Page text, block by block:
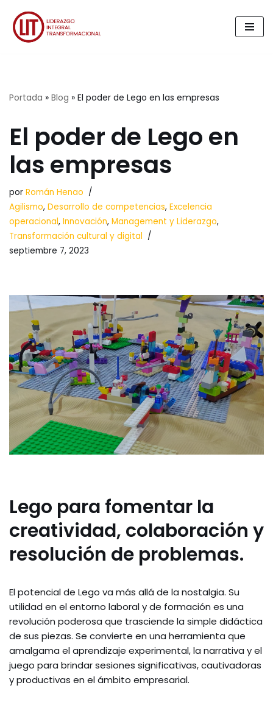
Saltar
Portada » Blog » El poder de Lego en las empresas
El poder de Lego en
las empresas
por Román Henao
Agilismo, Desarrollo de competencias, Excelencia
operacional, Innovación, Management y Liderazgo,
Transformación cultural y digital
septiembre 7, 2023
Lego para fomentar la
creatividad, colaboración y
resolución de problemas.
El potencial de Lego va más allá de la nostalgia. Su
utilidad en el entorno laboral y de formación es una
revolución poderosa que trasciende la simple didáctica
de sus piezas. Se convierte en una herramienta que
amalgama el aprendizaje experimental, la narrativa y el
juego para brindar sesiones significativas, cautivadoras
y productivas en el ámbito empresarial.